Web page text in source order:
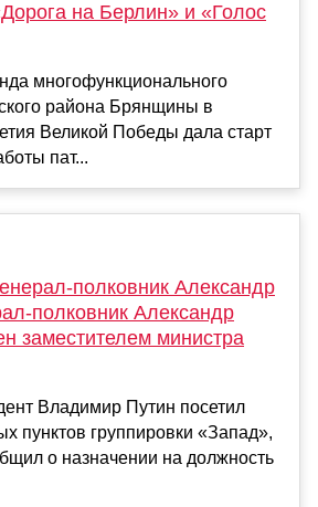
на Берлин» и «Голос
многофункционального
района Брянщины в
Великой Победы дала старт
пат...
полковник Александр
полковник Александр
заместителем министра
Владимир Путин посетил
пунктов группировки «Запад»,
о назначении на должность